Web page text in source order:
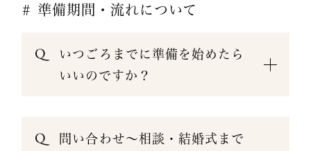
# 準備期間・流れについて
いつごろまでに準備を始めたら
いいのですか？
問い合わせ〜相談・結婚式まで